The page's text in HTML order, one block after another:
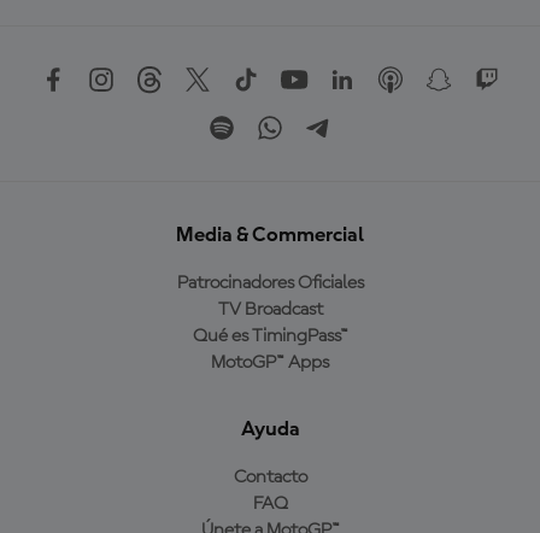
Media & Commercial
Patrocinadores Oficiales
TV Broadcast
Qué es TimingPass™
MotoGP™ Apps
Ayuda
Contacto
FAQ